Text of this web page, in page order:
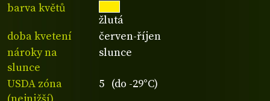
barva květů
žlutá
doba kvetení
červen-říjen
nároky na
slunce
slunce
USDA zóna
5 (do -29°C)